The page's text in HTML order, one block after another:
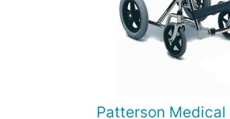
Patterson Medical